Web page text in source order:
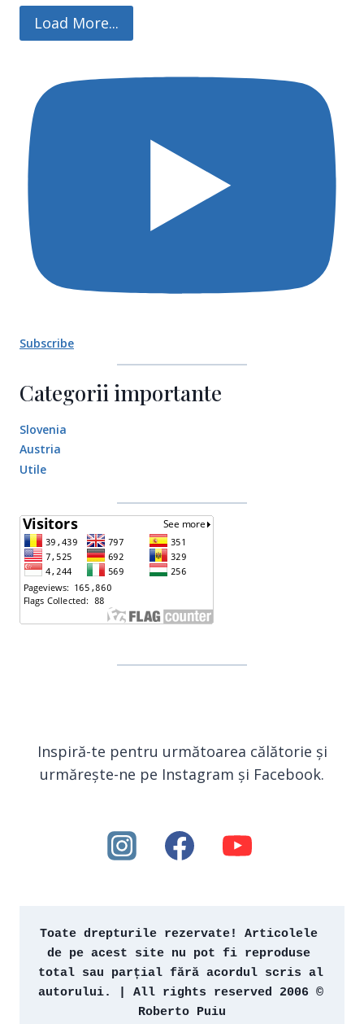
Load More...
Subscribe
Categorii importante
Slovenia
Austria
Utile
Inspiră-te pentru următoarea călătorie și
urmărește-ne pe Instagram și Facebook.
Toate drepturile rezervate! Articolele
de pe acest site nu pot fi reproduse
total sau parțial fără acordul scris al
autorului. | All rights reserved 2006 ©
Roberto Puiu